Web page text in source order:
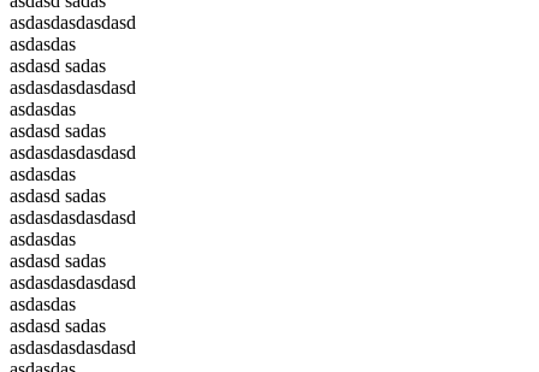
asdasdasdasdasd
asdasdas
asdasd sadas
asdasdasdasdasd
asdasdas
asdasd sadas
asdasdasdasdasd
asdasdas
asdasd sadas
asdasdasdasdasd
asdasdas
asdasd sadas
asdasdasdasdasd
asdasdas
asdasd sadas
asdasdasdasdasd